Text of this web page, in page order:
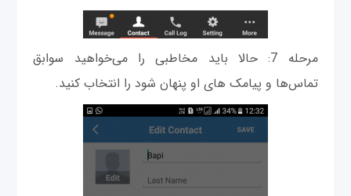
مرحله 7: حالا باید مخاطبی را می‌خواهید سوابق
تماس‌ها و پیامک های او پنهان شود را انتخاب کنید.